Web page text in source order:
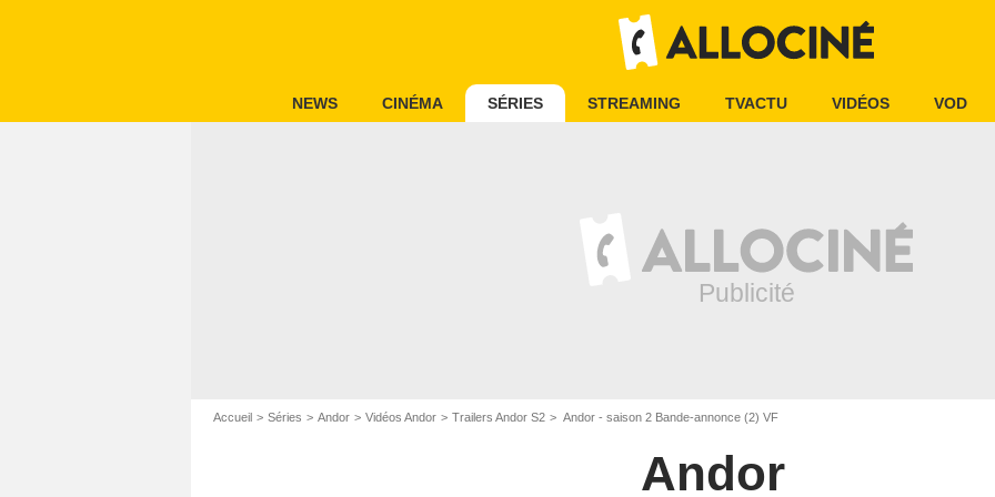
NEWS CINÉMA SÉRIES STREAMING TVACTU VIDÉOS VOD
Accueil Séries Andor Vidéos Andor Trailers Andor S2 Andor - saison 2 Bande-annonce (2) VF
Andor